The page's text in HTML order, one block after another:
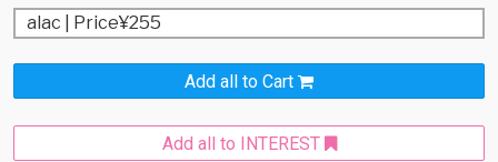
Add all to Cart
Add all to INTEREST